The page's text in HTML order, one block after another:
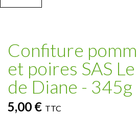
Confiture
et poires SAS
de Diane - 345g
5,00 € TTC